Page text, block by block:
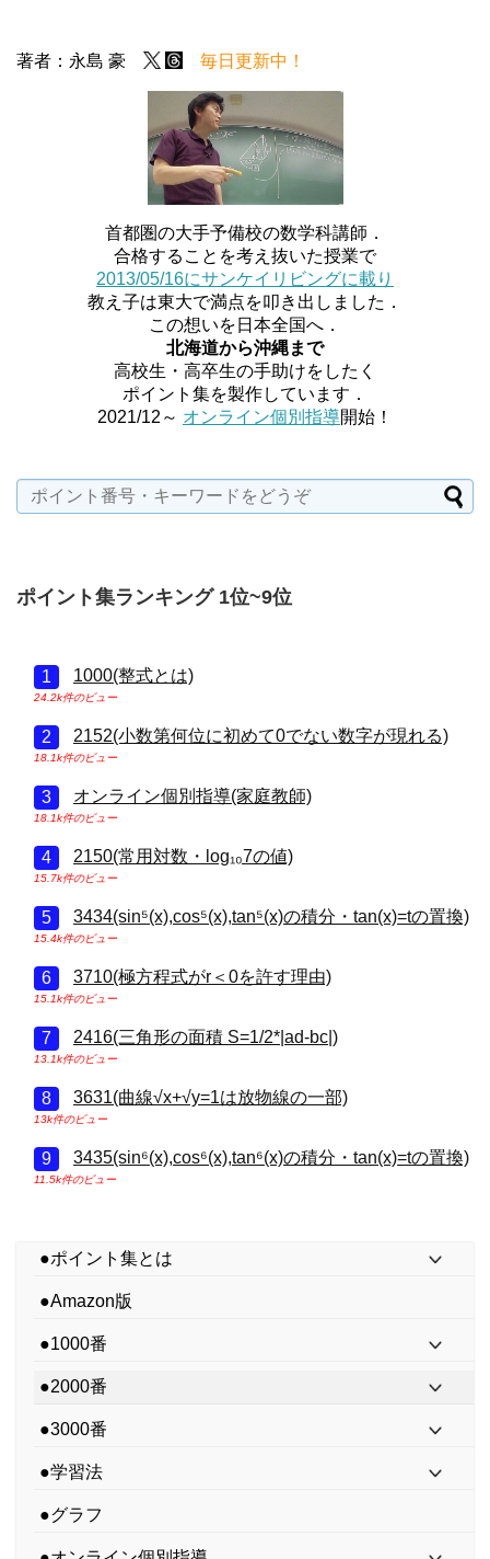
著者：永島 豪 毎日更新中！
首都圏の大手予備校の数学科講師．
合格することを考え抜いた授業で
2013/05/16にサンケイリビングに載り
教え子は東大で満点を叩き出しました．
この想いを日本全国へ．
北海道から沖縄まで
高校生・高卒生の手助けをしたく
ポイント集を製作しています．
2021/12～ オンライン個別指導開始！
ポイント集ランキング 1位~9位
1000(整式とは)
24.2k件のビュー
2152(小数第何位に初めて0でない数字が現れる)
18.1k件のビュー
オンライン個別指導(家庭教師)
18.1k件のビュー
2150(常用対数・log₁₀7の値)
15.7k件のビュー
3434(sin⁵(x),cos⁵(x),tan⁵(x)の積分・tan(x)=tの置換)
15.4k件のビュー
3710(極方程式がr＜0を許す理由)
15.1k件のビュー
2416(三角形の面積 S=1/2*|ad-bc|)
13.1k件のビュー
3631(曲線√x+√y=1は放物線の一部)
13k件のビュー
3435(sin⁶(x),cos⁶(x),tan⁶(x)の積分・tan(x)=tの置換)
11.5k件のビュー
●ポイント集とは
●Amazon版
●1000番
●2000番
●3000番
●学習法
●グラフ